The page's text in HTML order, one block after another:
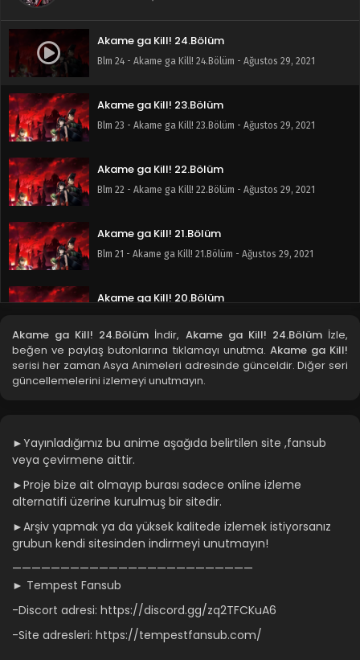
Akame ga Kill! 24.Bölüm
Blm 24 - Akame ga Kill! 24.Bölüm - Ağustos 29, 2021
Akame ga Kill! 23.Bölüm
Blm 23 - Akame ga Kill! 23.Bölüm - Ağustos 29, 2021
Akame ga Kill! 22.Bölüm
Blm 22 - Akame ga Kill! 22.Bölüm - Ağustos 29, 2021
Akame ga Kill! 21.Bölüm
Blm 21 - Akame ga Kill! 21.Bölüm - Ağustos 29, 2021
Akame ga Kill! 20.Bölüm
Akame ga Kill! 19.Bölüm
Blm 19 - Akame ga Kill! 19.Bölüm - Ağustos 29, 2021
Blm 18 - Akame ga Kill! 18.Bölüm - Ağustos 29, 2021
Akame ga Kill! 17.Bölüm
Blm 17 - Akame ga Kill! 17.Bölüm - Ağustos 29, 2021
Akame ga Kill! 16.Bölüm
Akame ga Kill! 15.Bölüm
Blm 15 - Akame ga Kill! 15.Bölüm - Ağustos 29, 2021
Akame ga Kill! 24.Bölüm İndir, Akame ga Kill! 24.Bölümİzle,
beğen ve paylaş butonlarına tıklamayı unutma. Akame ga Kill!
serisi her zaman Asya Animeleri adresinde günceldir. Diğer seri
güncellemelerini izlemeyi unutmayın.
►Yayınladığımız bu anime aşağıda belirtilen site ,fansub
veya çevirmene aittir.
►Proje bize ait olmayıp burası sadece online izleme
alternatifi üzerine kurulmuş bir sitedir.
►Arşiv yapmak ya da yüksek kalitede izlemek istiyorsanız
grubun kendi sitesinden indirmeyi unutmayın!
—————————————————————————
► Tempest Fansub
-Discort adresi: https://discord.gg/zq2TFCKuA6
-Site adresleri: https://tempestfansub.com/